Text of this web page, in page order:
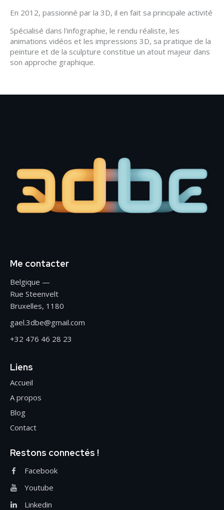
En 2012, passionné par la 3D, il en fait sa principale activité
Spécialisé dans l'infographie, le rendu réaliste, les
animations vidéos et les impressions 3D, sa pratique de la
peinture et de la sculpture constitue un atout majeur dans
son approche graphique.
Me contacter
Belgique —
Rue Steenvelt
Bruxelles, 1180
gael.3dbe@gmail.com
+32 476 46 28 23
Liens
Accueil
A propos
Blog
Contact
Restons connectés !
Facebook
Youtube
Linkedin